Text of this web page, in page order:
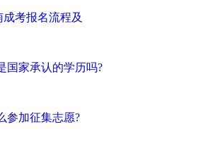
成考报名流程及
国家承认的学历吗?
参加征集志愿?